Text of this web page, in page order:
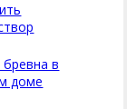
в
доме